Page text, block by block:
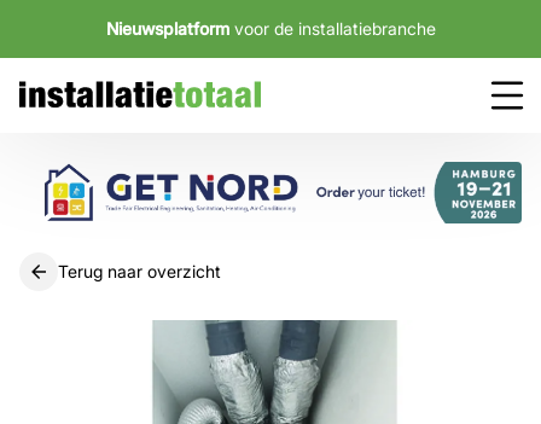
Nieuwsplatform voor de installatiebranche
Terug naar overzicht